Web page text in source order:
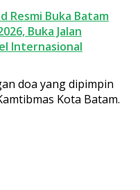
Resmi Buka Batam
Buka Jalan
Internasional
doa yang dipimpin
Kota Batam.